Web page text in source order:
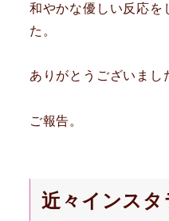
和やかな優しい反応を
た。
ありがとうございまし
ご報告。
近々インスタ